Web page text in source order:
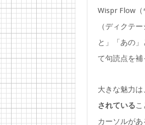
Wispr Flow（
（ディクテ
と」「あの
て句読点を補
大きな魅力は
されている
カーソルが